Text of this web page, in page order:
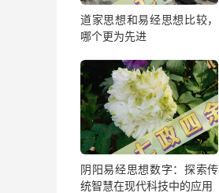
道家思想和易经思想比较，
哪个更为先进
阴阳易经思想数字：探索传
统智慧在现代科技中的应用